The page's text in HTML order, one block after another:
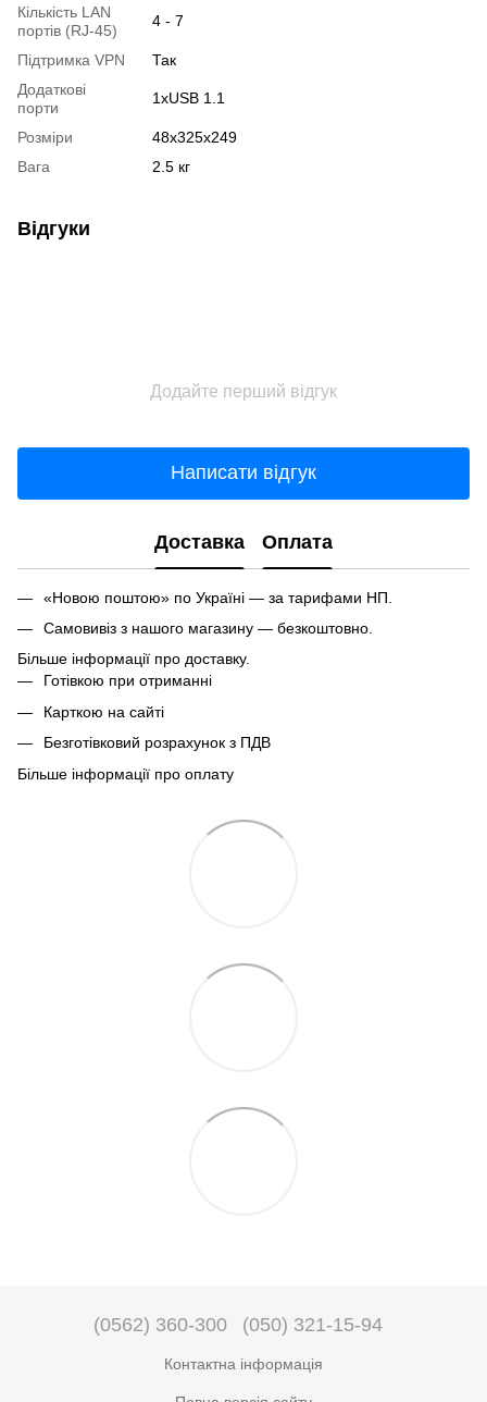
Кількість LAN
портів (RJ-45)
4 - 7
Підтримка VPN
Так
Додаткові
порти
1xUSB 1.1
Розміри
48x325x249
Вага
2.5 кг
Відгуки
Додайте перший відгук
Написати відгук
Доставка Оплата
«Новою поштою» по Україні — за тарифами НП.
Самовивіз з нашого магазину — безкоштовно.
Більше інформації про доставку.
Готівкою при отриманні
Карткою на сайті
Безготівковий розрахунок з ПДВ
Більше інформації про оплату
(0562) 360-300 (050) 321-15-94
Контактна інформація